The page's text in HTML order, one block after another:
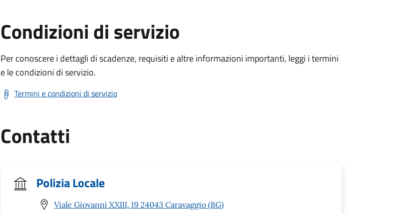
Condizioni di servizio
Per conoscere i dettagli di scadenze, requisiti e altre informazioni importanti, leggi i termini
e le condizioni di servizio.
Termini e condizioni di servizio
Contatti
Polizia Locale
Viale Giovanni XXIII, 19 24043 Caravaggio (BG)